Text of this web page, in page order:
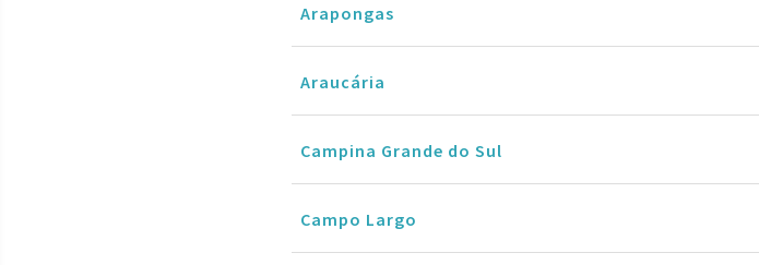
Arapongas
Araucária
Campina Grande do Sul
Campo Largo